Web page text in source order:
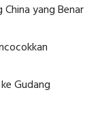
yang Benar
Gudang